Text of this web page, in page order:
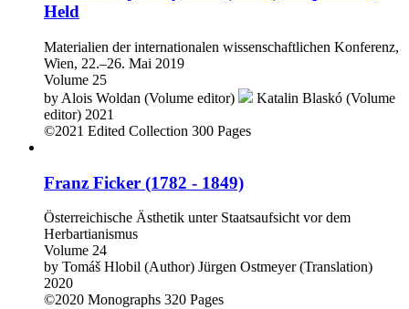
Held
Materialien der internationalen wissenschaftlichen Konferenz,
Wien, 22.–26. Mai 2019
Volume 25
by Alois Woldan (Volume editor)
Katalin Blaskó (Volume
editor) 2021
©2021 Edited Collection 300 Pages
Franz Ficker (1782 - 1849)
Österreichische Ästhetik unter Staatsaufsicht vor dem
Herbartianismus
Volume 24
by Tomáš Hlobil (Author) Jürgen Ostmeyer (Translation)
2020
©2020 Monographs 320 Pages